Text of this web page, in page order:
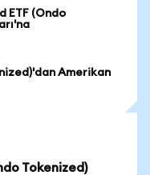
ETF (Ondo
Amerikan
Tokenized)